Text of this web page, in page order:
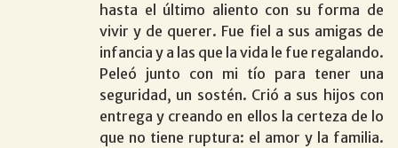
hasta el último aliento con su forma de
vivir y de querer. Fue fiel a sus amigas de
infancia y a las que la vida le fue regalando.
Peleó junto con mi tío para tener una
seguridad, un sostén. Crió a sus hijos con
entrega y creando en ellos la certeza de lo
que no tiene ruptura: el amor y la familia.